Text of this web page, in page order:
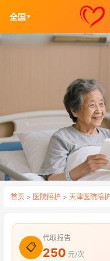
全国 ▼
首页 > 医院陪护 > 天津医院陪护
📋
代取报告
250 元/次